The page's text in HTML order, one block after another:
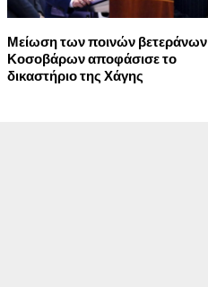
Μείωση των ποινών βετεράνων
Κοσοβάρων αποφάσισε το
δικαστήριο της Χάγης